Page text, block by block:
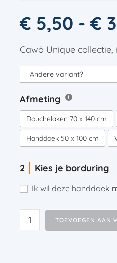
€ 5,50 - €
Cawö Unique
Afmeting
Douchelaken 70 x 140 cm
Handdoek 50 x 100 cm
Kies je borduring
Ik wil deze handdoek
TOEVOEGEN AAN